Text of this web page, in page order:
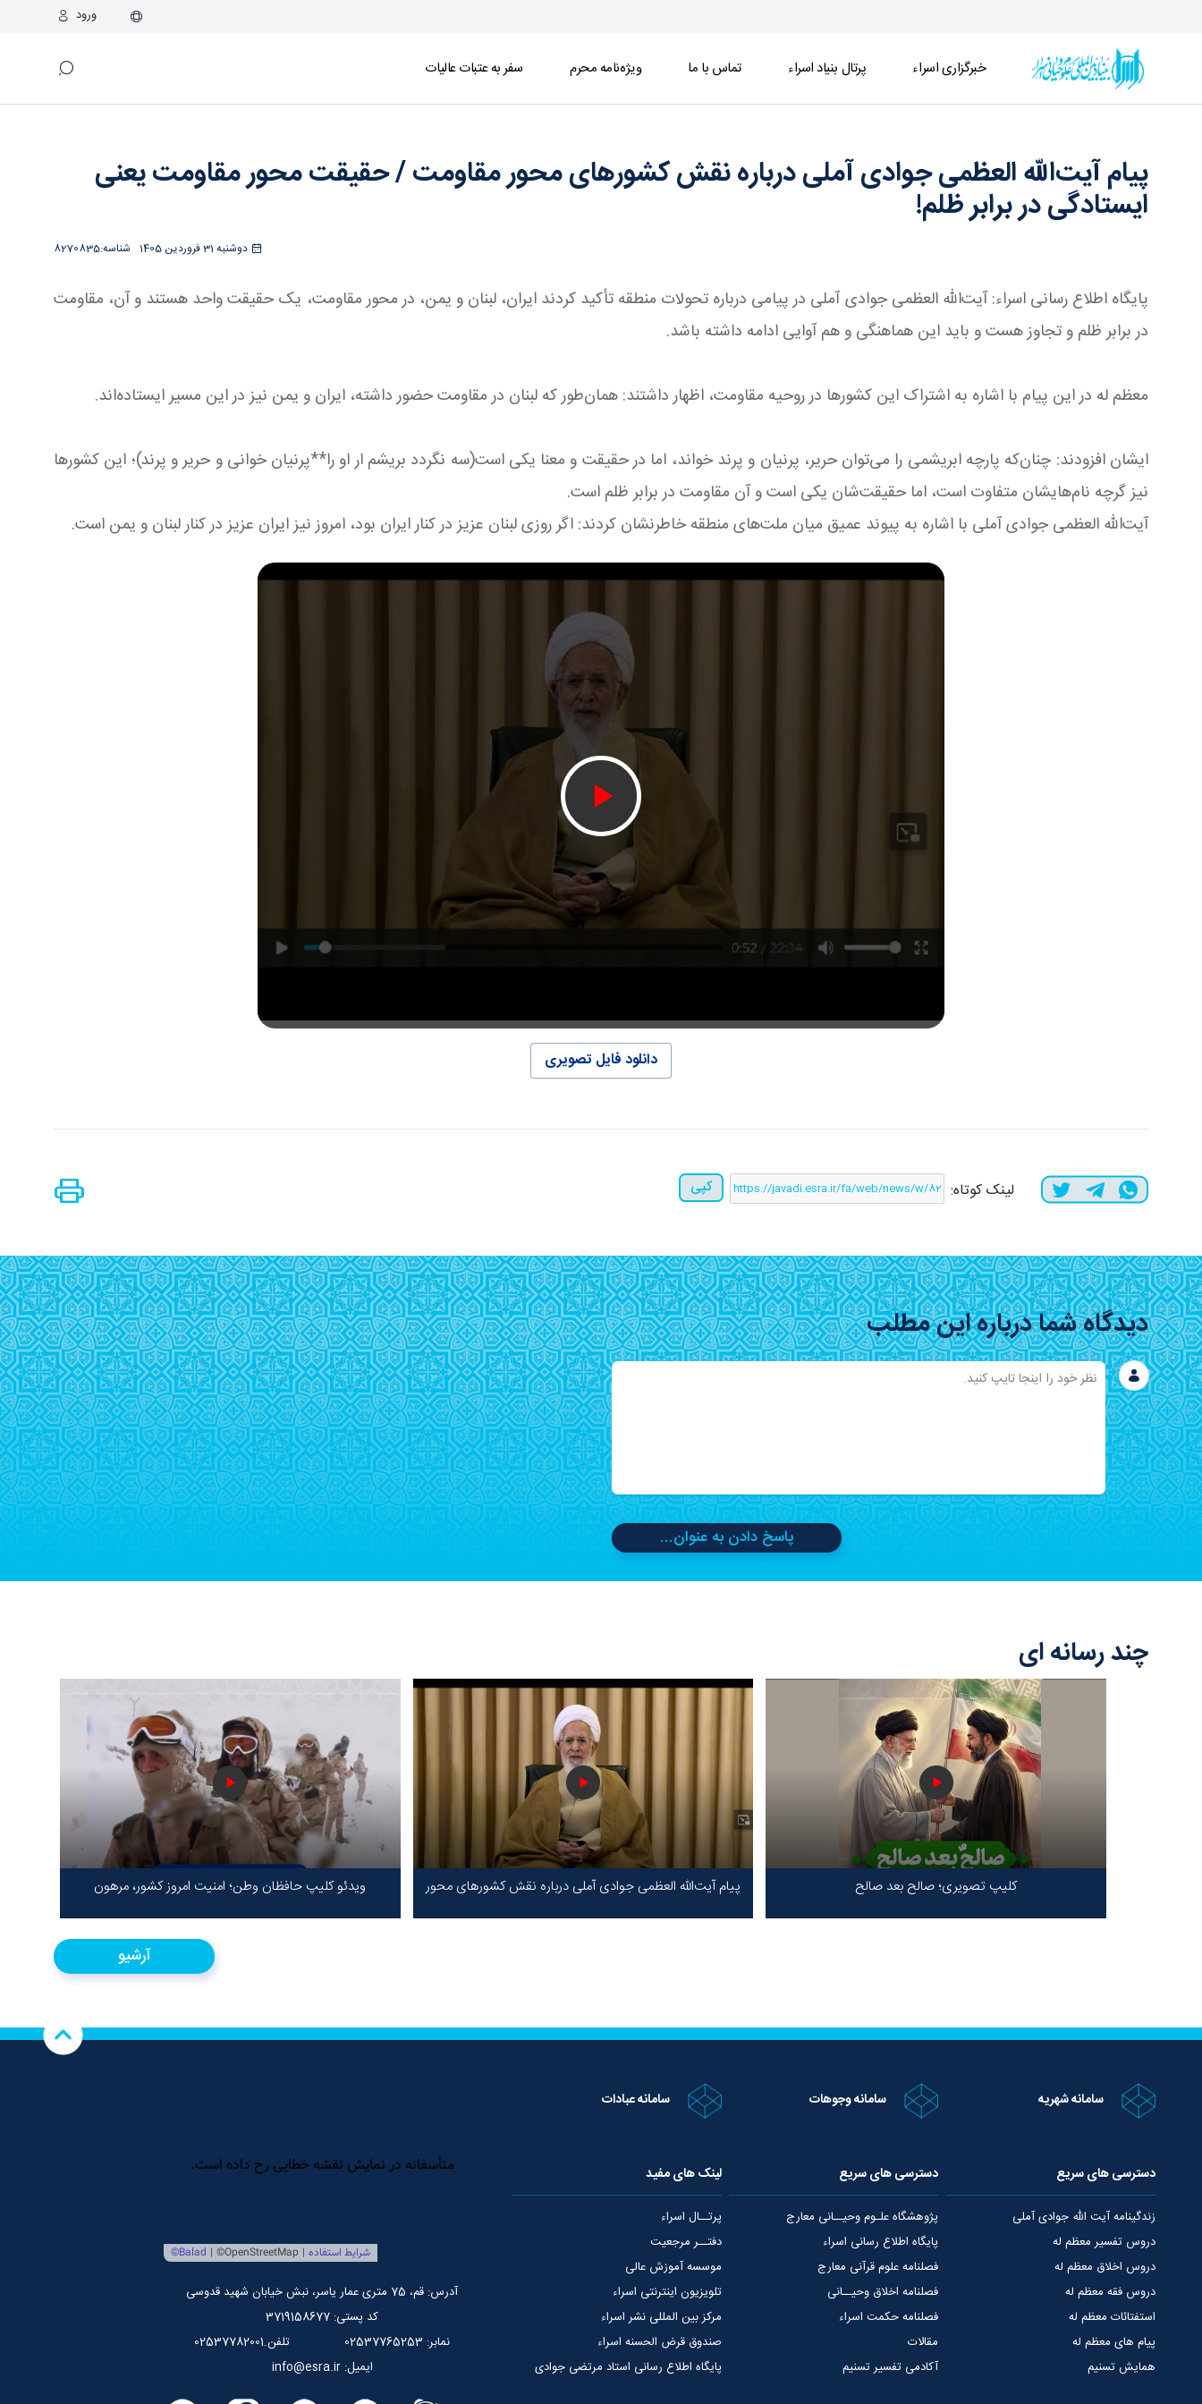
ورود
خبرگزاری اسراء پرتال بنیاد اسراء تماس با ما ویژه‌نامه محرم سفر به عتبات عالیات
پیام آیت‌الله العظمی جوادی آملی درباره نقش کشورهای محور مقاومت / حقیقت محور مقاومت یعنی
ایستادگی در برابر ظلم!
دوشنبه 31 فروردین 1405 8270835شناسه:
پایگاه اطلاع رسانی اسراء: آیت‌الله العظمی جوادی آملی در پیامی درباره تحولات منطقه تأکید کردند ایران، لبنان و یمن، در محور مقاومت، یک حقیقت واحد هستند و آن، مقاومت
در برابر ظلم و تجاوز هست و باید این هماهنگی و هم آوایی ادامه داشته باشد.
معظم له در این پیام با اشاره به اشتراک این کشورها در روحیه مقاومت، اظهار داشتند: همان‌طور که لبنان در مقاومت حضور داشته، ایران و یمن نیز در این مسیر ایستاده‌اند.
ایشان افزودند: چنان‌که پارچه ابریشمی را می‌توان حریر، پرنیان و پرند خواند، اما در حقیقت و معنا یکی است(سه نگردد بریشم ار او را**پرنیان خوانی و حریر و پرند)؛ این کشورها
نیز گرچه نام‌هایشان متفاوت است، اما حقیقت‌شان یکی است و آن مقاومت در برابر ظلم است.
آیت‌الله العظمی جوادی آملی با اشاره به پیوند عمیق میان ملت‌های منطقه خاطرنشان کردند: اگر روزی لبنان عزیز در کنار ایران بود، امروز نیز ایران عزیز در کنار لبنان و یمن است.
دانلود فایل تصویری
لینک کوتاه: کپی
دیدگاه شما درباره این مطلب
پاسخ دادن به عنوان...
چند رسانه ای
کلیپ تصویری؛ صالح بعد صالح پیام آیت‌الله العظمی جوادی آملی درباره نقش کشورهای محور ویدئو کلیپ حافظان وطن؛ امنیت امروز کشور، مرهون
آرشیو
سامانه شهریه سامانه وجوهات سامانه عبادات
دسترسی های سریع
زندگینامه آیت الله جوادی آملی
دروس تفسیر معظم له
دروس اخلاق معظم له
دروس فقه معظم له
استفتائات معظم له
پیام های معظم له
همایش تسنیم
دسترسی های سریع
پژوهشگاه علـوم وحیــانی معارج
پایگاه اطلاع رسانی اسراء
فصلنامه علوم قرآنی معارج
فصلنامه اخلاق وحیــانی
فصلنامه حکمت اسراء
مقالات
آکادمی تفسیر تسنیم
لینک های مفید
پرتــال اسراء
دفتــر مرجعیت
موسسه آموزش عالی
تلویزیون اینترنتی اسراء
مرکز بین المللی نشر اسراء
صندوق قرض الحسنه اسراء
پایگاه اطلاع رسانی استاد مرتضی جوادی
آدرس: قم، 75 متری عمار یاسر، نبش خیابان شهید قدوسی
کد پستی: 3719158677
نمابر: 02537765253
تلفن.02537782001
ایمیل: info@esra.ir